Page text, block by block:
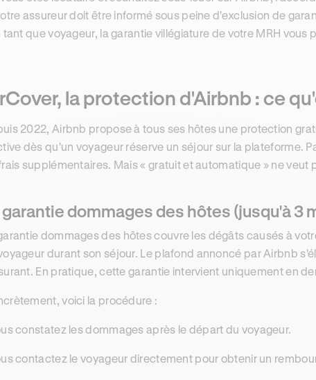
assureur doit être informé sous peine d'exclusion de
tant que voyageur, la garantie villégiature de votre MRH
la protection d'Airbnb : ce
2022, Airbnb propose à tous ses hôtes une protection
dès qu'un voyageur réserve un séjour sur la plateforme.
supplémentaires. Mais « gratuit et automatique » ne veut
garantie dommages des hôtes (jusqu'à 3
dommages des hôtes couvre les dégâts causés à
durant son séjour. Le plafond annoncé par Airbnb
En pratique, cette garantie intervient uniquement en
voici la procédure :
constatez les dommages après le départ du voyageur.
contactez le voyageur directement pour obtenir un